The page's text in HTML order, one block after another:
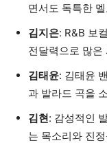
면서도 독특한
김지은: R&B 보
전달력으로 많은
김태윤: 김태윤
과 발라드 곡을
김현: 감성적인
는 목소리와 진